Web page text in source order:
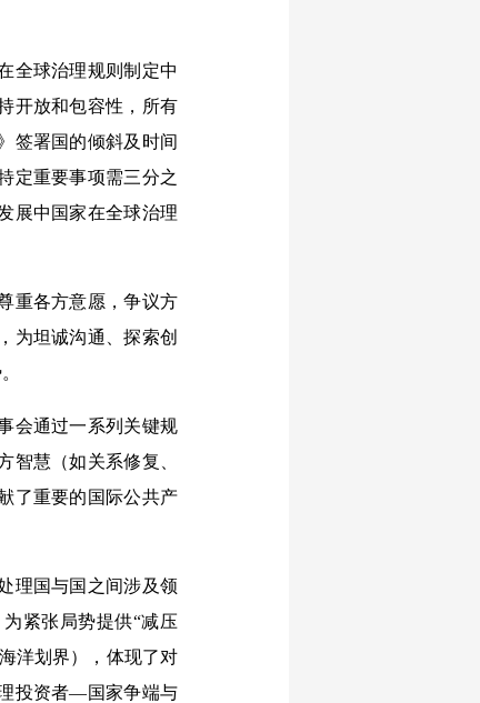
全球治理规则制定中
开放和包容性，所有
签署国的倾斜及时间
定重要事项需三分之
展中国家在全球治理
重各方意愿，争议方
为坦诚沟通、探索创
会通过一系列关键规
智慧（如关系修复、
了重要的国际公共产
理国与国之间涉及领
紧张局势提供“减压
洋划界），体现了对
投资者—国家争端与